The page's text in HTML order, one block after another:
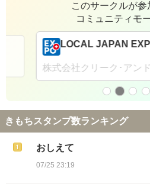
このサークルが参
コミュニティモ
LOCAL JAPAN
株式会社クリーク･アン
きもちスタンプ数ランキング
おしえて
07/25 23:19